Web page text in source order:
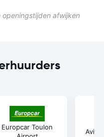
afwijken
Europcar Toulon
Avis